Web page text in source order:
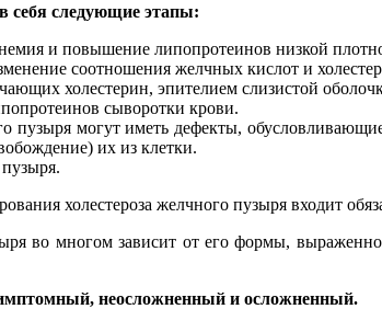
себя следующие этапы:
и повышение липопротеинов низкой
соотношения желчных кислот и
холестерин, эпителием слизистой
сыворотки крови.
пузыря могут иметь дефекты,
их из клетки.
холестероза желчного пузыря входит
во многом зависит от его формы,
неосложненный и осложненный.